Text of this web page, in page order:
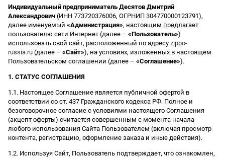
Индивидуальный предприниматель Десятов Дмитрий
Александрович (ИНН 773720376006, ОГРНИП 304770000123791),
далее именуемый «Администрация», настоящим предлагает
пользователю сети Интернет (далее – «Пользователь»)
использовать свой сайт, расположенный по адресу zippo-
russia.ru (далее – «Сайт»), на условиях, изложенных в настоящем
Пользовательском соглашении (далее – «Соглашение»).
1. СТАТУС СОГЛАШЕНИЯ
1.1. Настоящее Соглашение является публичной офертой в
соответствии со ст. 437 Гражданского кодекса РФ. Полное и
безоговорочное согласие с условиями настоящего Соглашения
(акцепт оферты) считается совершенным с момента начала
любого использования Сайта Пользователем (включая просмотр
контента, регистрацию, оформление заказа и иные действия).
1.2. Используя Сайт, Пользователь подтверждает, что ознакомлен,